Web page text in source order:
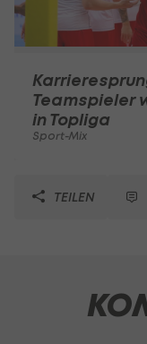
Teamspieler
in Topliga
Sport-Mix
TEILEN